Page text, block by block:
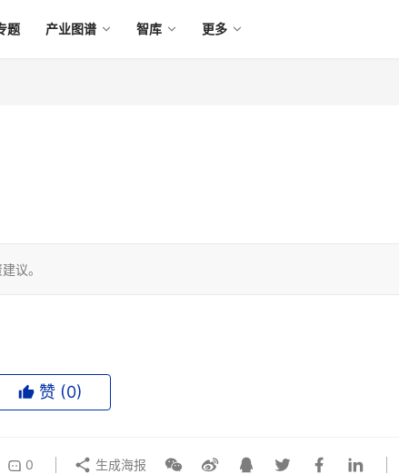
题 产业图谱 智库 更多
议。
赞 (0)
0 生成海报